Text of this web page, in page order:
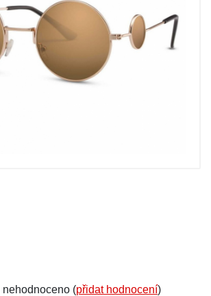
nehodnoceno (přidat hodnocení)